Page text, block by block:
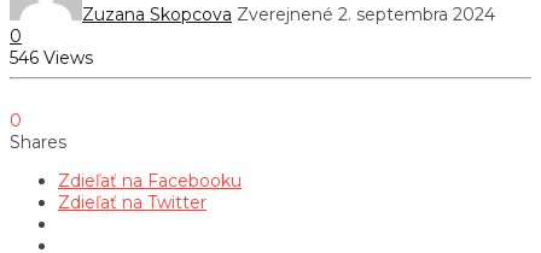
Zuzana Skopcova Zverejnené 2. septembra 2024
0
546 Views
0
Shares
Zdieľať na Facebooku
Zdieľať na Twitter